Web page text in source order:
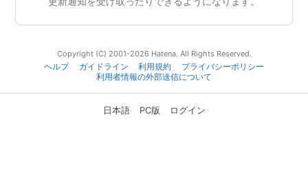
Copyright (C) 2001-2026 Hatena. All Rights Reserved.
ヘルプ
ガイドライン 利用規約
プライバシーポリシー
利用者情報の外部送信について
日本語 PC版 ログイン